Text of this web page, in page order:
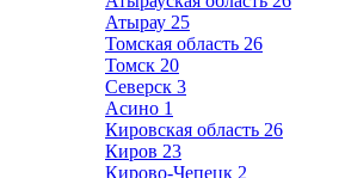
Атырау 25
Томская область 26
Томск 20
Северск 3
Асино 1
Кировская область 26
Киров 23
Кирово-Чепецк 2